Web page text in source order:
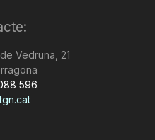
Vedruna, 21
596